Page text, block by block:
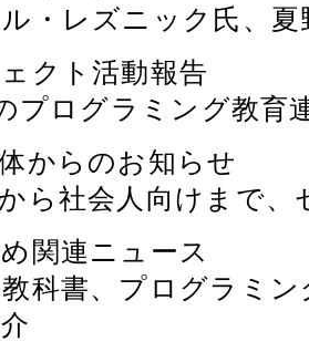
・レズニック氏、
クト活動報告
プログラミング教育
からのお知らせ
ら社会人向けまで
関連ニュース
科書、プログラミ